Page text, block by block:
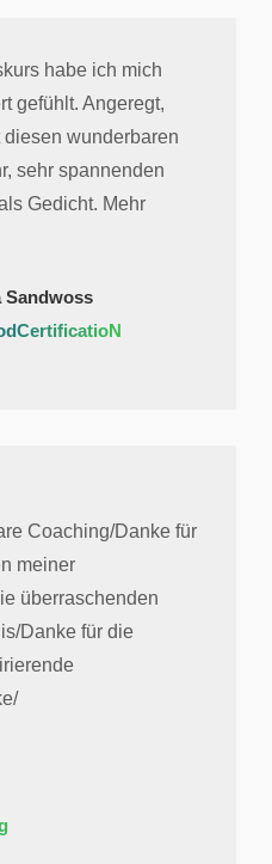
Sandwoss
habe ich mich
gefühlt. Angeregt,
diesen wunderbaren
sehr spannenden
Gedicht. Mehr
Coaching/Danke für
meiner
überraschenden
Danke für die